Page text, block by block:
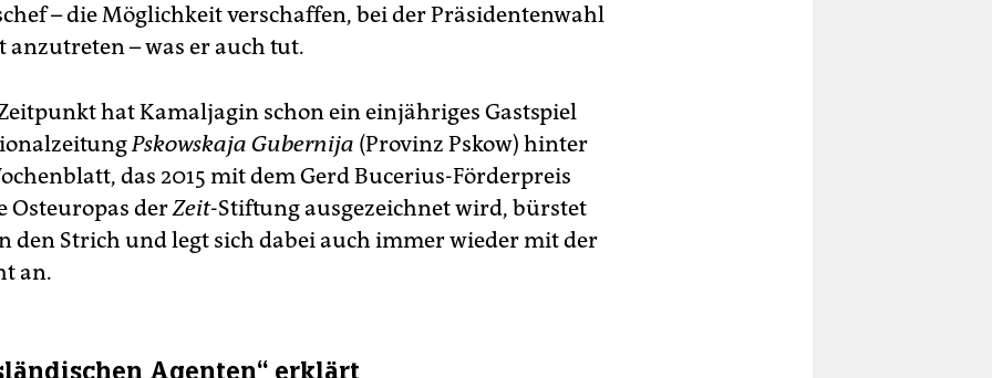
– die Möglichkeit verschaffen, bei der Präsidentenwahl
anzutreten – was er auch tut.
hat Kamaljagin schon ein einjähriges Gastspiel
Pskowskaja Gubernija (Provinz Pskow) hinter
das 2015 mit dem Gerd Bucerius-Förderpreis
Osteuropas derZeit-Stiftung ausgezeichnet wird, bürstet
den Strich und legt sich dabei auch immer wieder mit der
an.
Agenten“ erklärt